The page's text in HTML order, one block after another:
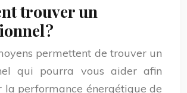
trouver un
?
permettent de trouver un
qui pourra vous aider afin
la performance énergétique de